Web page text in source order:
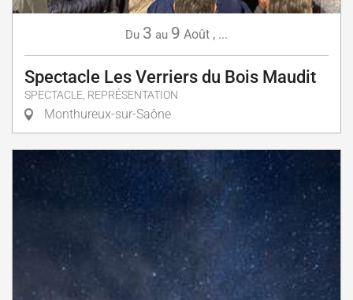
Du 3 au 9 Août , ...
Spectacle Les Verriers du Bois Maudit
SPECTACLE, REPRÉSENTATION
Monthureux-sur-Saône